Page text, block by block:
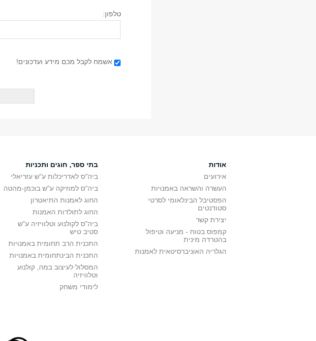
טלפון:
אישור קבלת תוכן מאוניברסיטת ת"א?
אשמח לקבל מכם מידע ועדכונים!
אודות
אירועים
העשרה והשראה באמנויות
הפסטיבל הבינלאומי לסרטי
סטודנטים
יצירת קשר
קמפוס בטוח - מניעה וטיפול
בהטרדה מינית
הגלריה האוניברסיטאית לאמנות
בתי ספר, חוגים ותכניות
ביה"ס לאדריכלות ע"ש עזריאלי
ביה"ס למוזיקה ע"ש בוכמן-מהטה
החוג לאמנות התיאטרון
החוג לתולדות האמנות
ביה"ס לקולנוע וטלוויזיה ע"ש
סטיב טיש
התכנית הרב תחומית באמנויות
התכנית הבינתחומית באמנויות
המסלול לעיצוב במה, קולנוע
וטלוויזיה
לימודי משחק